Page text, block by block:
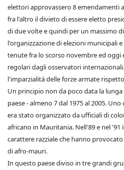
elettori approvassero 8 emendamenti
fra l'altro il divieto di essere eletto
di due volte e quindi per un massimo
l'organizzazione di elezioni municipali
tenute fra lo scorso novembre ed oggi
regolari dagli osservatori
l'imparzialità delle forze armate
Un principio non da poco data la
paese - almeno 7 dal 1975 al 2005.
era stato organizzato da ufficiali di
africano in Mauritania. Nell'89 e nel
carattere razziale che hanno
di afro-mauri.
In questo paese diviso in tre grandi